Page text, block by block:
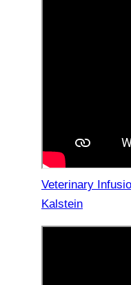
Veterinary
Kalstein